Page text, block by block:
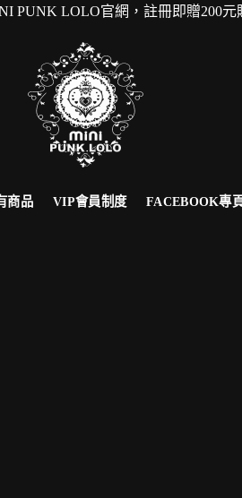
LOLO官網，註冊即贈200
商品 VIP會員制度 FACEBOOK專